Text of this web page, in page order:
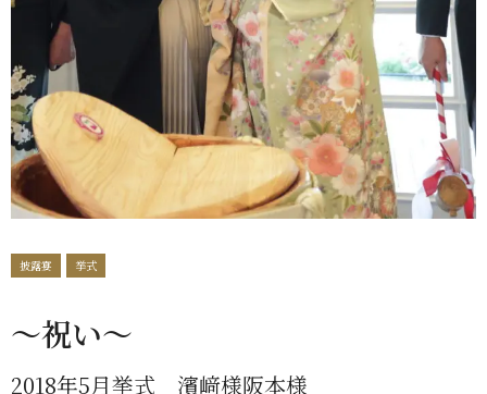
披露宴 挙式
～祝い～
2018年5月挙式 濱﨑様阪本様